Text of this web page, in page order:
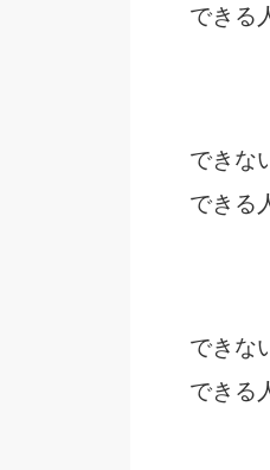
できる
できな
できる
できな
できる